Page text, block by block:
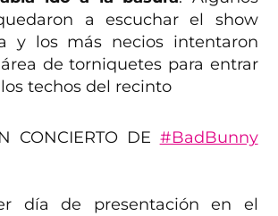
a escuchar el show
y los más necios intentaron
de torniquetes para entrar
techos del recinto
CONCIERTO DE #BadBunny
día de presentación en el